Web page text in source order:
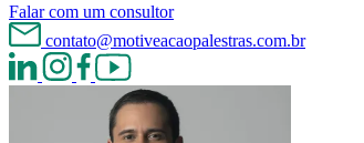
Falar com um consultor
contato@motiveacaopalestras.com.br